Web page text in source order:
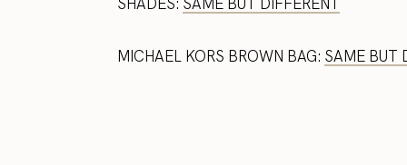
MICHAEL KORS BROWN BAG: SAME BUT